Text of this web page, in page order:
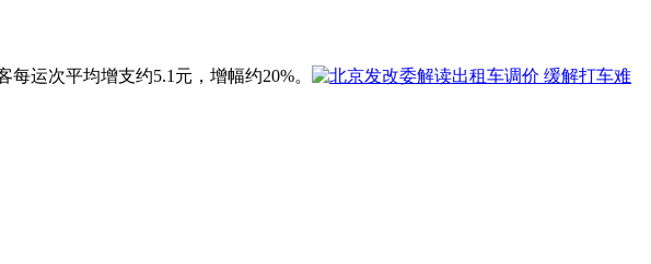
运次平均增支约5.1元，增幅约20%。